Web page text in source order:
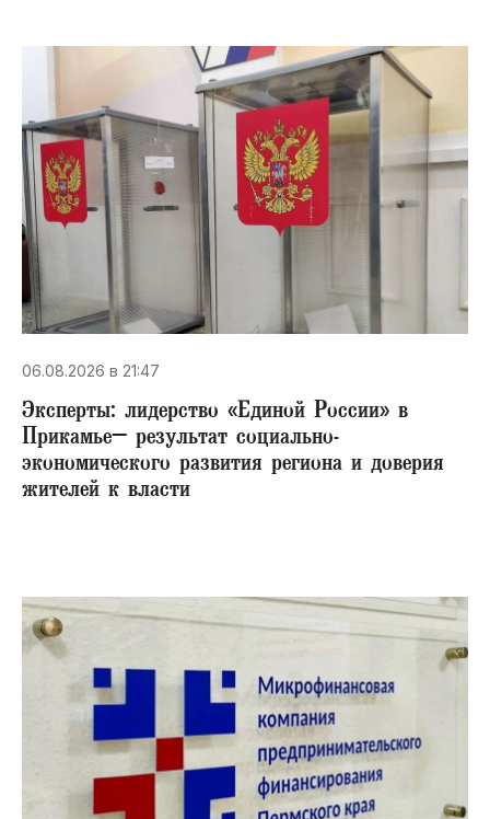
06.08.2026 в 21:47
Эксперты: лидерство «Единой России» в
Прикамье– результат социально-
экономического развития региона и доверия
жителей к власти